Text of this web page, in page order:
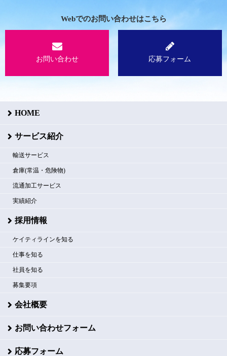
Webでのお問い合わせはこちら
お問い合わせ 応募フォーム
HOME
サービス紹介
輸送サービス
倉庫(常温・危険物)
流通加工サービス
実績紹介
採用情報
ケイティラインを知る
仕事を知る
社員を知る
募集要項
会社概要
お問い合わせフォーム
応募フォーム